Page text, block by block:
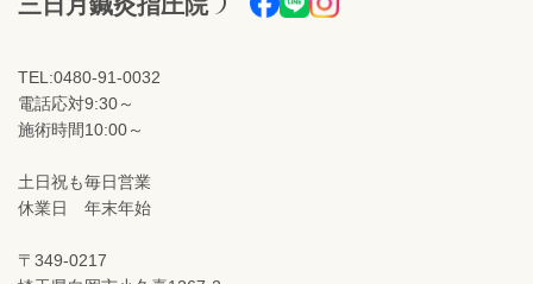
TEL:0480-91-0032
電話応対9:30～
施術時間10:00～
土日祝も毎日営業
休業日 年末年始
〒349-0217